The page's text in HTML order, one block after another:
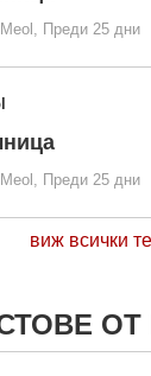
Преди 25 дни
Преди 25 дни
виж всички
ОТ